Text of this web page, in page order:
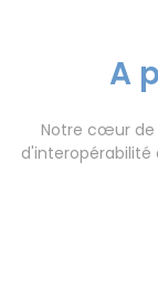
A
Notre cœur de
d'interopérabilité